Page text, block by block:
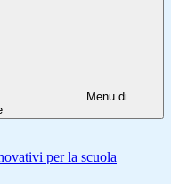
Menu di
per la scuola